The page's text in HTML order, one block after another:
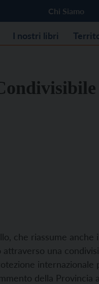
Chi Siamo
I nostri libri
che riassume anche
una
internazionale
della Provincia